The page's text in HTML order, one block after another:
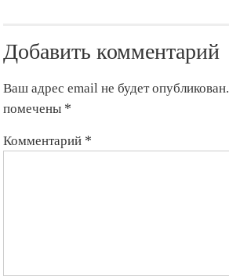
Добавить комментарий
Ваш адрес email не будет опубликован.
помечены *
Комментарий *